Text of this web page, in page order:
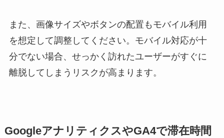
また、画像サイズやボタンの配置もモバイル利用
を想定して調整してください。モバイル対応が十
分でない場合、せっかく訪れたユーザーがすぐに
離脱してしまうリスクが高まります。
GoogleアナリティクスやGA4で滞在時間